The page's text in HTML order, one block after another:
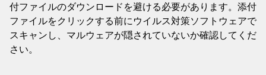
付ファイルのダウンロードを避ける必要があります。添付
ファイルをクリックする前にウイルス対策ソフトウェアで
スキャンし、マルウェアが隠されていないか確認してくだ
さい。